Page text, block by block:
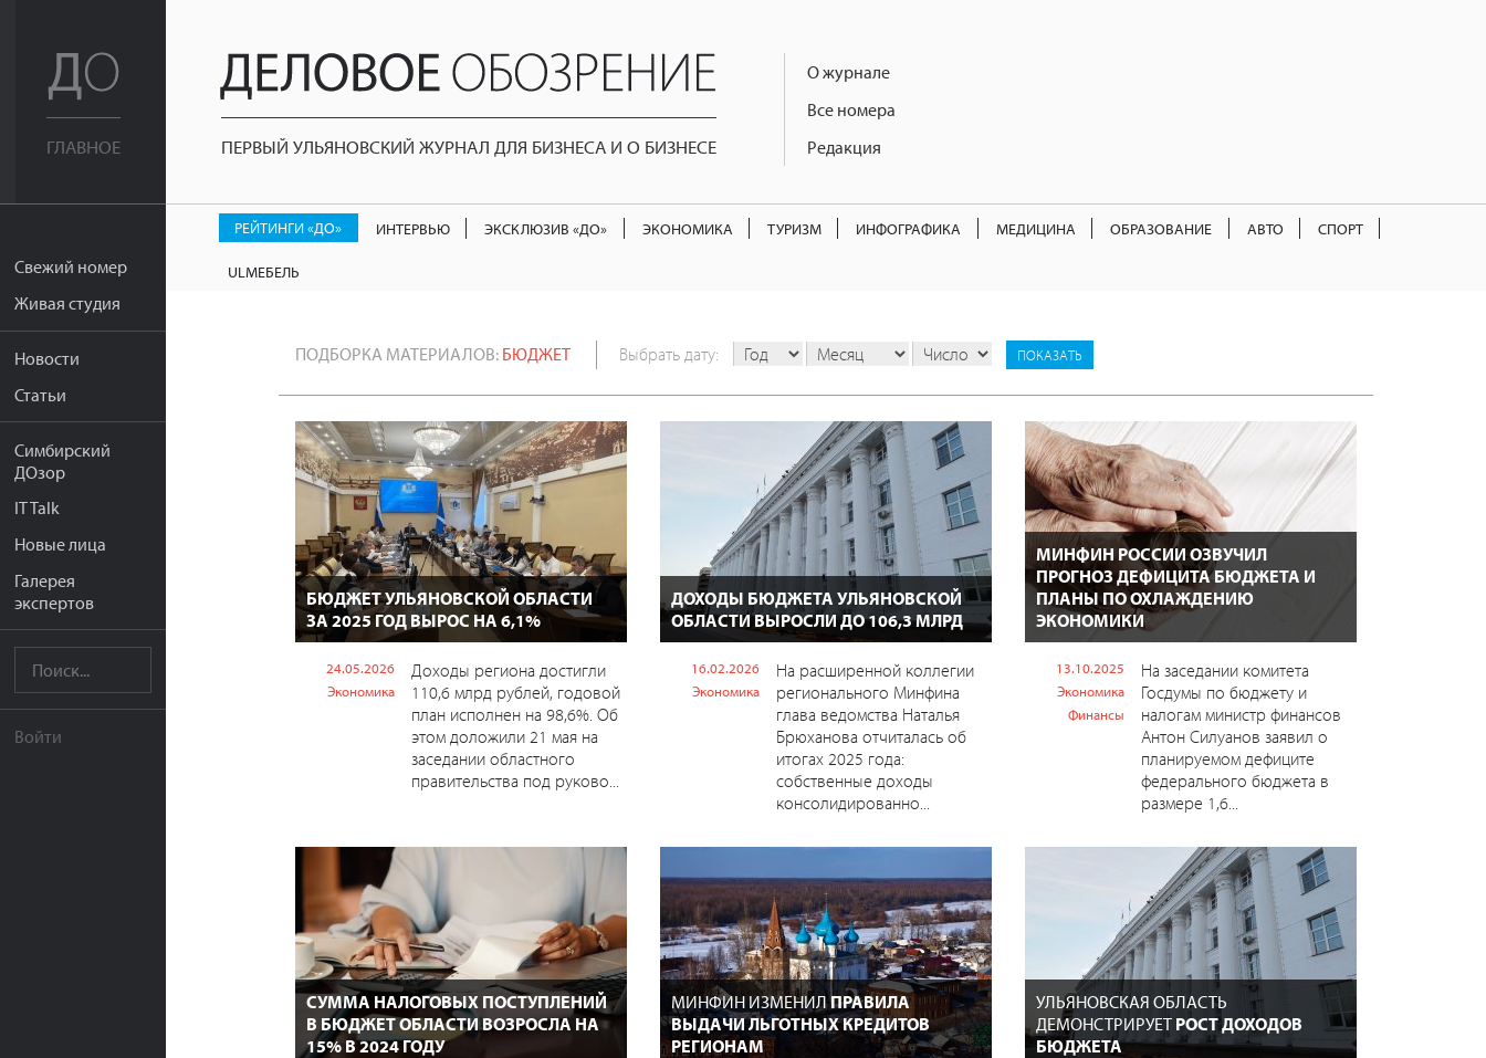
ГЛАВНОЕ
Свежий номер
Живая студия
Новости
Статьи
Симбирский
ДОзор
IT Talk
Новые лица
Галерея
экспертов
Войти
ПЕРВЫЙ УЛЬЯНОВСКИЙ ЖУРНАЛ ДЛЯ БИЗНЕСА И О БИЗНЕСЕ
О журнале
Все номера
Редакция
РЕЙТИНГИ «ДО» ИНТЕРВЬЮ ЭКСКЛЮЗИВ «ДО» ЭКОНОМИКА ТУРИЗМ ИНФОГРАФИКА МЕДИЦИНА ОБРАЗОВАНИЕ АВТО СПОРТ
ULМЕБЕЛЬ
ПОДБОРКА МАТЕРИАЛОВ: БЮДЖЕТ Выбрать дату:
БЮДЖЕТ УЛЬЯНОВСКОЙ ОБЛАСТИ
ЗА 2025 ГОД ВЫРОС НА 6,1%
24.05.2026
Экономика
Доходы региона достигли
110,6 млрд рублей, годовой
план исполнен на 98,6%. Об
этом доложили 21 мая на
заседании областного
правительства под руково...
ДОХОДЫ БЮДЖЕТА УЛЬЯНОВСКОЙ
ОБЛАСТИ ВЫРОСЛИ ДО 106,3 МЛРД
16.02.2026
Экономика
На расширенной коллегии
регионального Минфина
глава ведомства Наталья
Брюханова отчиталась об
итогах 2025 года:
собственные доходы
консолидированно...
МИНФИН РОССИИ ОЗВУЧИЛ
ПРОГНОЗ ДЕФИЦИТА БЮДЖЕТА И
ПЛАНЫ ПО ОХЛАЖДЕНИЮ
ЭКОНОМИКИ
13.10.2025
Экономика
Финансы
На заседании комитета
Госдумы по бюджету и
налогам министр финансов
Антон Силуанов заявил о
планируемом дефиците
федерального бюджета в
размере 1,6...
СУММА НАЛОГОВЫХ ПОСТУПЛЕНИЙ
В БЮДЖЕТ ОБЛАСТИ ВОЗРОСЛА НА
15% В 2024 ГОДУ
МИНФИН ИЗМЕНИЛПРАВИЛА
ВЫДАЧИ ЛЬГОТНЫХ КРЕДИТОВ
РЕГИОНАМ
УЛЬЯНОВСКАЯ ОБЛАСТЬ
ДЕМОНСТРИРУЕТ РОСТ ДОХОДОВ
БЮДЖЕТА